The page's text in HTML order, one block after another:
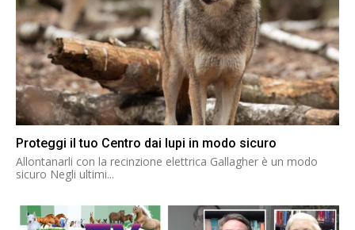
Proteggi il tuo Centro dai lupi in modo sicuro
Allontanarli con la recinzione elettrica Gallagher è un modo
sicuro Negli ultimi...